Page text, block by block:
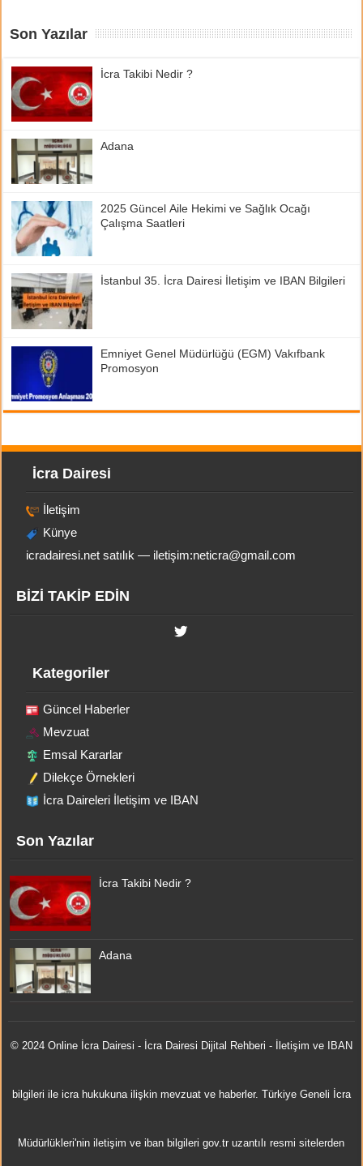
Son Yazılar
İcra Takibi Nedir ?
Adana
2025 Güncel Aile Hekimi ve Sağlık Ocağı
Çalışma Saatleri
İstanbul 35. İcra Dairesi İletişim ve IBAN Bilgileri
Emniyet Genel Müdürlüğü (EGM) Vakıfbank
Promosyon
İcra Dairesi
İletişim
Künye
icradairesi.net satılık — iletişim:neticra@gmail.com
BİZİ TAKİP EDİN
Kategoriler
Güncel Haberler
Mevzuat
Emsal Kararlar
Dilekçe Örnekleri
İcra Daireleri İletişim ve IBAN
Son Yazılar
İcra Takibi Nedir ?
Adana
© 2024 Online İcra Dairesi - İcra Dairesi Dijital Rehberi - İletişim ve IBAN
bilgileri ile icra hukukuna ilişkin mevzuat ve haberler. Türkiye Geneli İcra
Müdürlükleri'nin iletişim ve iban bilgileri gov.tr uzantılı resmi sitelerden